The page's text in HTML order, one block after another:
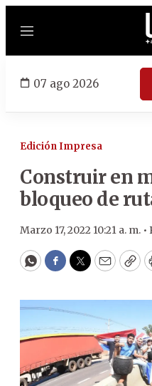
Menú
07 ago 2026
Edición Impresa
Construir en
bloqueo de
Marzo 17, 2022 10:21 a. m. •
WhatsApp
Facebook
Twitter
Email